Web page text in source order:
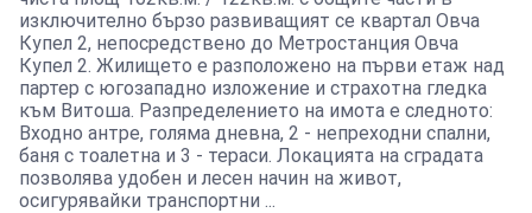
изключително бързо развиващият се квартал Овча
Купел 2, непосредствено до Метростанция Овча
Купел 2. Жилището е разположено на първи етаж над
партер с югозападно изложение и страхотна гледка
към Витоша. Разпределението на имота е следното:
Входно антре, голяма дневна, 2 - непреходни спални,
баня с тоалетна и 3 - тераси. Локацията на сградата
позволява удобен и лесен начин на живот,
осигурявайки транспортни ...